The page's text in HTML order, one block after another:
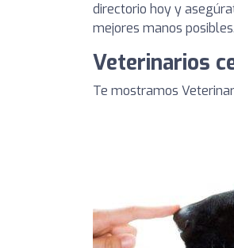
directorio hoy y
mejores manos posibles.
Veterinarios
Te mostramos